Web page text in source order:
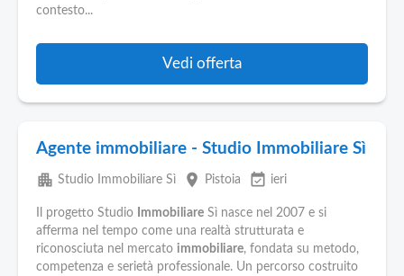
contesto...
Vedi offerta
Agente immobiliare - Studio Immobiliare Sì
apartment Studio Immobiliare Sì place Pistoia event_available ieri
Il progetto Studio Immobiliare Sì nasce nel 2007 e si
afferma nel tempo come una realtà strutturata e
riconosciuta nel mercato immobiliare, fondata su metodo,
competenza e serietà professionale. Un percorso costruito